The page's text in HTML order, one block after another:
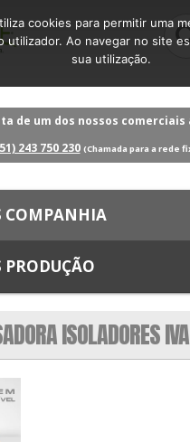
de um dos nossos
243 750 230 (Chamada para a rede
ISOLADORES
cookies para permitir uma
utilizador. Ao navegar no site
sua utilização.